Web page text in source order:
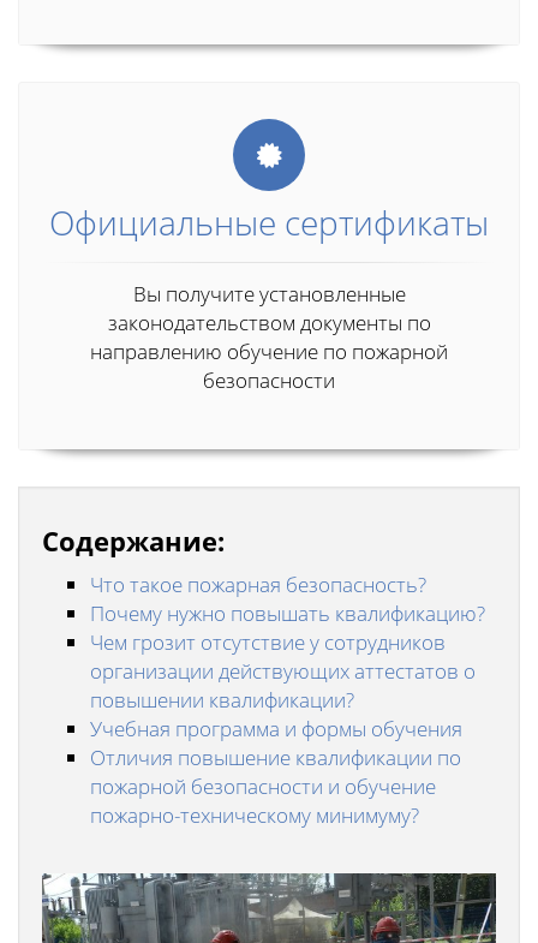
Официальные сертификаты
Вы получите установленные
законодательством документы по
направлению обучение по пожарной
безопасности
Содержание:
Что такое пожарная безопасность?
Почему нужно повышать квалификацию?
Чем грозит отсутствие у сотрудников
организации действующих аттестатов о
повышении квалификации?
Учебная программа и формы обучения
Отличия повышение квалификации по
пожарной безопасности и обучение
пожарно-техническому минимуму?